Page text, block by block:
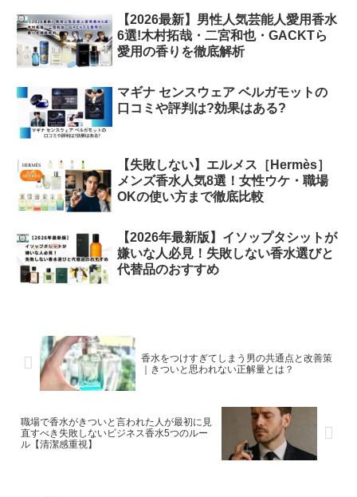
【2026最新】男性人気芸能人愛用香水
6選!木村拓哉・二宮和也・GACKTら
愛用の香りを徹底解析
マギナ センスウェア ベルガモットの
口コミや評判は?効果はある?
【失敗しない】エルメス［Hermès］
メンズ香水人気8選！女性ウケ・職場
OKの使い方まで徹底比較
【2026年最新版】イソップタシットが
嫌いな人必見！失敗しない香水選びと
代替品のおすすめ
香水をつけすぎてしまう男の共通点と改善策
｜きついと思われない正解量とは？
職場で香水がきついと言われた人が最初に見
直すべき失敗しないビジネス香水5つのルー
ル【清潔感重視】